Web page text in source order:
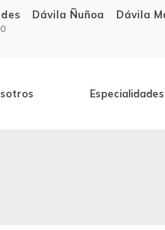
Dávila Ñuñoa Dávila
Especialidades